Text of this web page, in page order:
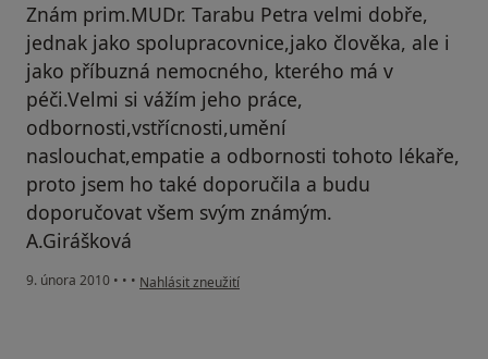
Znám prim.MUDr. Tarabu Petra velmi dobře,
jednak jako spolupracovnice,jako člověka, ale i
jako příbuzná nemocného, kterého má v
péči.Velmi si vážím jeho práce,
odbornosti,vstřícnosti,umění
naslouchat,empatie a odbornosti tohoto lékaře,
proto jsem ho také doporučila a budu
doporučovat všem svým známým.
A.Girášková
9. února 2010 • • • podle názoru uživatele Váš účet byl odstraněn
Nahlásit zneužití